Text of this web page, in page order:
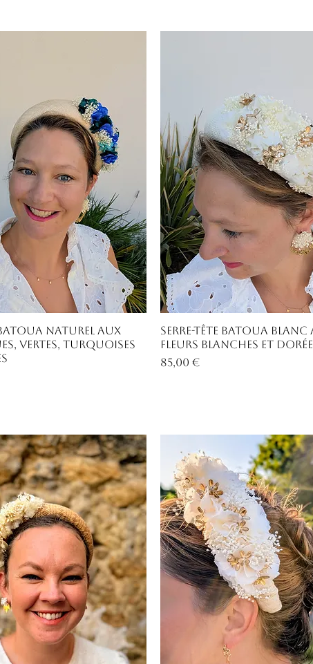
Aperçu rapidenaturel aux
vertes, turquoises
Aperçu rapide
Serre-tête Batoua blanc
fleurs blanches et
Prix
85,00 €